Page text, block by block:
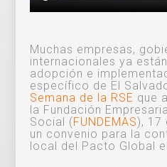
Muchas empresas,
internacionales ya
adopción e
específico de El
Semana de la RSE que
la Fundación
Social (FUNDEMAS), 17
un convenio para la
local del Pacto Global